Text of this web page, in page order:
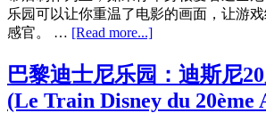
乐园可以让你重温了电影的画面，让游
感官。 … [Read more...]about
国
巴
黎
巴黎迪士尼乐园：迪斯尼
(Le Train Disney du 20ème